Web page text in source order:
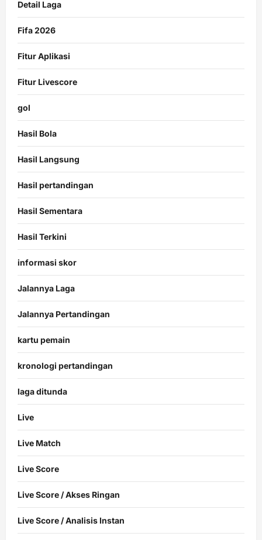
Detail Laga
Fifa 2026
Fitur Aplikasi
Fitur Livescore
gol
Hasil Bola
Hasil Langsung
Hasil pertandingan
Hasil Sementara
Hasil Terkini
informasi skor
Jalannya Laga
Jalannya Pertandingan
kartu pemain
kronologi pertandingan
laga ditunda
Live
Live Match
Live Score
Live Score / Akses Ringan
Live Score / Analisis Instan